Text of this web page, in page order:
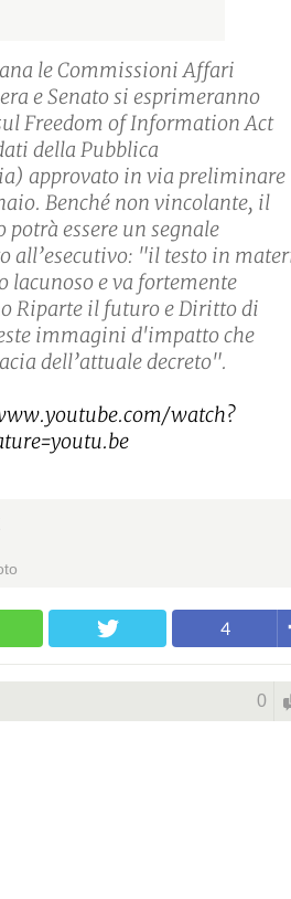
le Commissioni Affari
e Senato si esprimeranno
Freedom of Information Act
della Pubblica
approvato in via preliminare
Benché non vincolante, il
essere un segnale
all’esecutivo: "il testo in
lacunoso e va fortemente
Riparte il futuro e Diritto di
immagini d'impatto che
dell’attuale decreto".
watch?
4
0